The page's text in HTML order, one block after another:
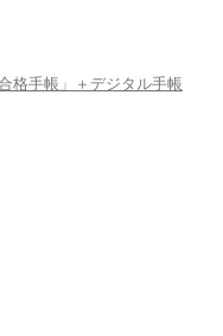
格手帳」＋デジタル手帳